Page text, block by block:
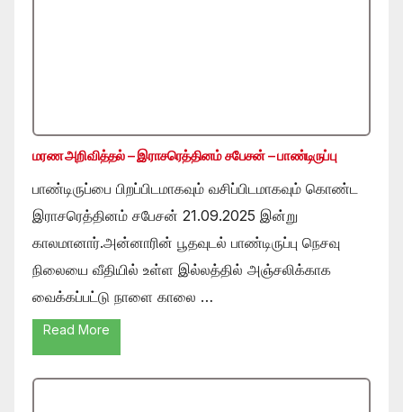
மரண அறிவித்தல் – இராசரெத்தினம் சபேசன் – பாண்டிருப்பு
பாண்டிருப்பை பிறப்பிடமாகவும் வசிப்பிடமாகவும் கொண்ட
இராசரெத்தினம் சபேசன் 21.09.2025 இன்று
காலமானார்.அன்னாரின் பூதவுடல் பாண்டிருப்பு நெசவு
நிலையை வீதியில் உள்ள இல்லத்தில் அஞ்சலிக்காக
வைக்கப்பட்டு நாளை காலை …
Read More